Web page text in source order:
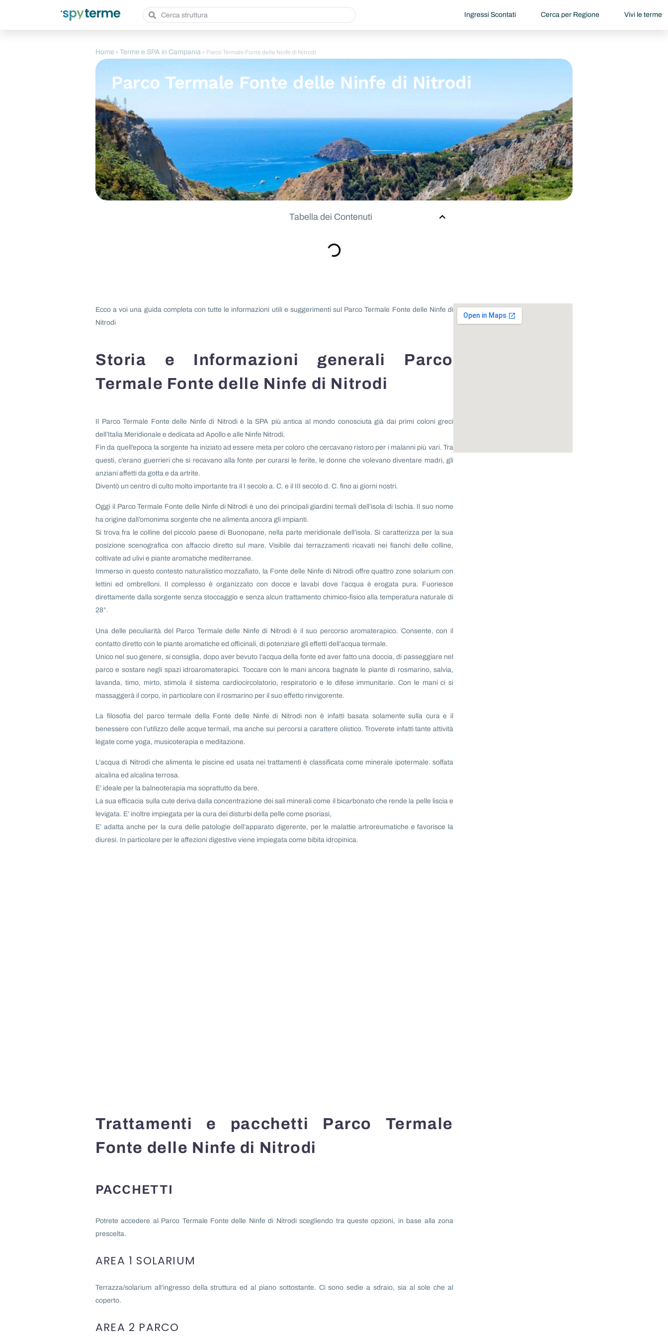
Ingressi Scontati Cerca per Regione Vivi le terme
Home » Terme e SPA in Campania » Parco Termale Fonte delle Ninfe di Nitrodi
Parco Termale Fonte delle Ninfe di Nitrodi
Tabella dei Contenuti
Ecco a voi una guida completa con tutte le informazioni utili e suggerimenti sul Parco Termale Fonte delle Ninfe di
Nitrodi
Storia e Informazioni generali Parco
Termale Fonte delle Ninfe di Nitrodi
Il Parco Termale Fonte delle Ninfe di Nitrodi è la SPA più antica al mondo conosciuta già dai primi coloni greci
dell’Italia Meridionale e dedicata ad Apollo e alle Ninfe Nitrodi.
Fin da quell’epoca la sorgente ha iniziato ad essere meta per coloro che cercavano ristoro per i malanni più vari. Tra
questi, c’erano guerrieri che si recavano alla fonte per curarsi le ferite, le donne che volevano diventare madri, gli
anziani affetti da gotta e da artrite.
Diventò un centro di culto molto importante tra il I secolo a. C. e il III secolo d. C. fino ai giorni nostri.
Oggi il Parco Termale Fonte delle Ninfe di Nitrodi è uno dei principali giardini termali dell’isola di Ischia. Il suo nome
ha origine dall’omonima sorgente che ne alimenta ancora gli impianti.
Si trova fra le colline del piccolo paese di Buonopane, nella parte meridionale dell’isola. Si caratterizza per la sua
posizione scenografica con affaccio diretto sul mare. Visibile dai terrazzamenti ricavati nei fianchi delle colline,
coltivate ad ulivi e piante aromatiche mediterranee.
Immerso in questo contesto naturalistico mozzafiato, la Fonte delle Ninfe di Nitrodi offre quattro zone solarium con
lettini ed ombrelloni. Il complesso è organizzato con docce e lavabi dove l’acqua è erogata pura. Fuoriesce
direttamente dalla sorgente senza stoccaggio e senza alcun trattamento chimico-fisico alla temperatura naturale di
28°.
Una delle peculiarità del Parco Termale delle Ninfe di Nitrodi è il suo percorso aromaterapico. Consente, con il
contatto diretto con le piante aromatiche ed officinali, di potenziare gli effetti dell’acqua termale.
Unico nel suo genere, si consiglia, dopo aver bevuto l’acqua della fonte ed aver fatto una doccia, di passeggiare nel
parco e sostare negli spazi idroaromaterapici. Toccare con le mani ancora bagnate le piante di rosmarino, salvia,
lavanda, timo, mirto, stimola il sistema cardiocircolatorio, respiratorio e le difese immunitarie. Con le mani ci si
massaggerà il corpo, in particolare con il rosmarino per il suo effetto rinvigorente.
La filosofia del parco termale della Fonte delle Ninfe di Nitrodi non è infatti basata solamente sulla cura e il
benessere con l’utilizzo delle acque termali, ma anche sui percorsi a carattere olistico. Troverete infatti tante attività
legate come yoga, musicoterapia e meditazione.
L’acqua di Nitrodi che alimenta le piscine ed usata nei trattamenti è classificata come minerale ipotermale. solfata
alcalina ed alcalina terrosa.
E’ ideale per la balneoterapia ma soprattutto da bere.
La sua efficacia sulla cute deriva dalla concentrazione dei sali minerali come il bicarbonato che rende la pelle liscia e
levigata. E’ inoltre impiegata per la cura dei disturbi della pelle come psoriasi,
E’ adatta anche per la cura delle patologie dell’apparato digerente, per le malattie artroreumatiche e favorisce la
diuresi. In particolare per le affezioni digestive viene impiegata come bibita idropinica.
Trattamenti e pacchetti Parco Termale
Fonte delle Ninfe di Nitrodi
PACCHETTI
Potrete accedere al Parco Termale Fonte delle Ninfe di Nitrodi scegliendo tra queste opzioni, in base alla zona
prescelta.
AREA 1 SOLARIUM
Terrazza/solarium all’ingresso della struttura ed al piano sottostante. Ci sono sedie a sdraio, sia al sole che al
coperto.
AREA 2 PARCO